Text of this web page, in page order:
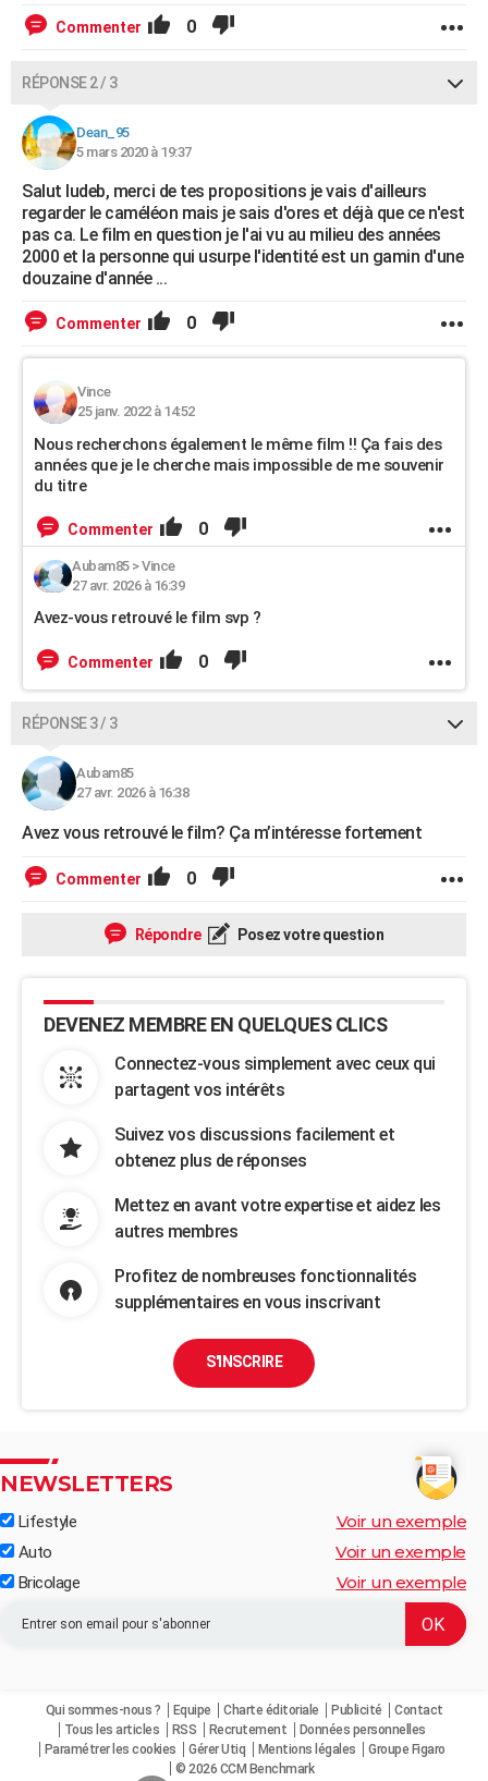
Commenter 0
RÉPONSE 2 / 3
Dean_95
5 mars 2020 à 19:37
Salut ludeb, merci de tes propositions je vais d'ailleurs
regarder le caméléon mais je sais d'ores et déjà que ce n'est
pas ca. Le film en question je l'ai vu au milieu des années
2000 et la personne qui usurpe l'identité est un gamin d'une
douzaine d'année ...
Commenter 0
Vince
25 janv. 2022 à 14:52
Nous recherchons également le même film !! Ça fais des
années que je le cherche mais impossible de me souvenir
du titre
Commenter 0
Aubam85>Vince
27 avr. 2026 à 16:39
Avez-vous retrouvé le film svp ?
Commenter 0
RÉPONSE 3 / 3
Aubam85
27 avr. 2026 à 16:38
Avez vous retrouvé le film? Ça m’intéresse fortement
Commenter 0
Répondre Posez votre question
DEVENEZ MEMBRE EN QUELQUES CLICS
Connectez-vous simplement avec ceux qui
partagent vos intérêts
Suivez vos discussions facilement et
obtenez plus de réponses
Mettez en avant votre expertise et aidez les
autres membres
Profitez de nombreuses fonctionnalités
supplémentaires en vous inscrivant
S'INSCRIRE
NEWSLETTERS
Lifestyle Voir un exemple
Auto Voir un exemple
Bricolage Voir un exemple
Qui sommes-nous ? Equipe Charte éditoriale Publicité
Contact
Tous les articles
RSS Recrutement
Données personnelles
Paramétrer les cookies
Gérer Utiq Mentions légales
Groupe Figaro
© 2026 CCM Benchmark